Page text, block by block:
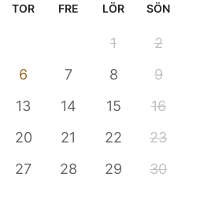
TOR FRE LÖR SÖN
1
2
6 7 8
9
13 14 15
16
20 21 22
23
27 28 29
30